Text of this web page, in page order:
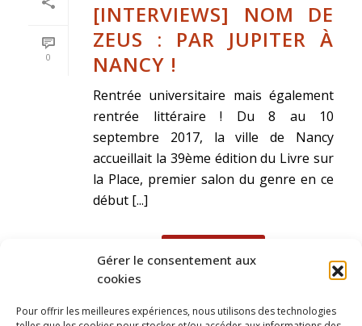
Gérer le consentement aux
cookies
Pour offrir les meilleures expériences, nous utilisons des technologies
0
[INTERVIEWS] NOM DE
ZEUS : PAR JUPITER À
NANCY !
Rentrée universitaire mais également
rentrée littéraire ! Du 8 au 10
septembre 2017, la ville de Nancy
accueillait la 39ème édition du Livre sur
la Place, premier salon du genre en ce
début [...]